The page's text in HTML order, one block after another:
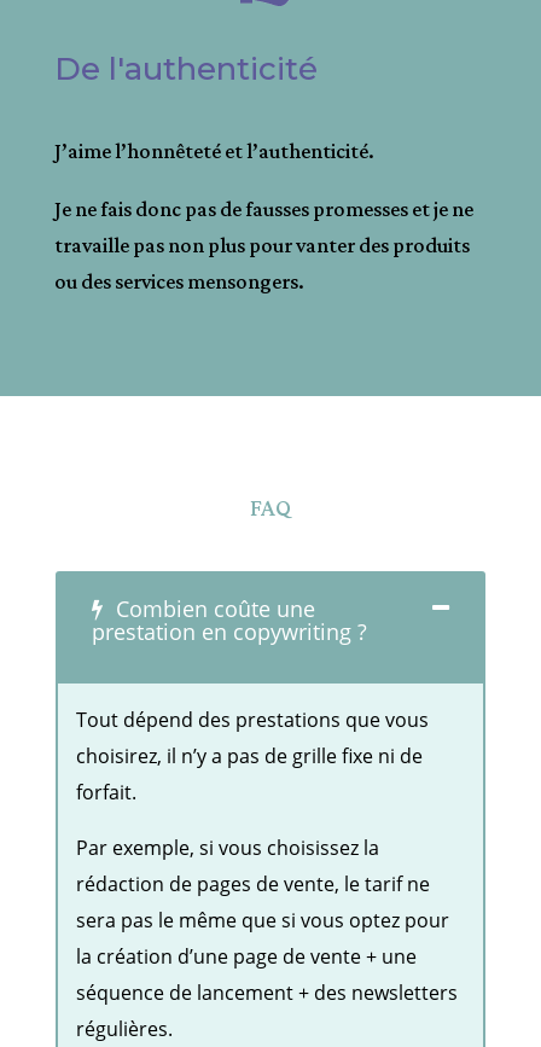
De l'authenticité
J’aime l’honnêteté et l’authenticité.
Je ne fais donc pas de fausses promesses et je ne
travaille pas non plus pour vanter des produits
ou des services mensongers.
FAQ
Combien coûte une
prestation en copywriting ?
Tout dépend des prestations que vous
choisirez, il n’y a pas de grille fixe ni de
forfait.
Par exemple, si vous choisissez la
rédaction de pages de vente, le tarif ne
sera pas le même que si vous optez pour
la création d’une page de vente + une
séquence de lancement + des newsletters
régulières.